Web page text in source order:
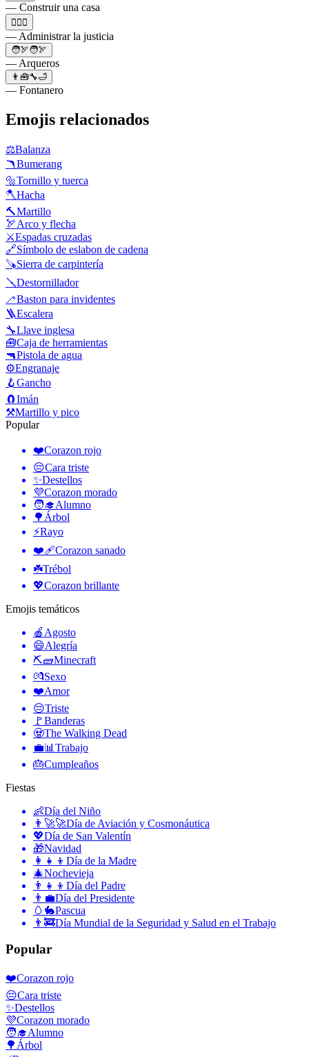
— Construir una casa
👨‍⚖️⚖️
— Administrar la justicia
🧑🏹🧑🏹
— Arqueros
👨🧰🔧🛁
— Fontanero
Emojis relacionados
⚖️Balanza
🪃Bumerang
🔩Tornillo y tuerca
🪓Hacha
🔨Martillo
🏹Arco y flecha
⚔️Espadas cruzadas
🔗Símbolo de eslabon de cadena
🪚Sierra de carpintería
🪛Destornillador
🦯Baston para invidentes
🪜Escalera
🔧Llave inglesa
🧰Caja de herramientas
🔫Pistola de agua
⚙️Engranaje
🪝Gancho
🧲Imán
⚒️Martillo y pico
Popular
❤️Corazon rojo
😔Cara triste
✨Destellos
💜Corazon morado
🧑‍🎓Alumno
🌳 Árbol
⚡Rayo
❤️‍🩹Corazon sanado
☘️Trébol
💖Corazon brillante
Emojis temáticos
🍎 Agosto
😄Alegría
⛏🧱Minecraft
💏Sexo
❤️Amor
😔Triste
🚩Banderas
🧟The Walking Dead
💼📊 Trabajo
🎂Cumpleaños
Fiestas
👶Día del Niño
👨‍🚀🚀Día de Aviación y Cosmonáutica
💖Día de San Valentín
🎁Navidad
👩‍👧‍👦 Día de la Madre
🎄Nochevieja
👨‍👧‍👦 Día del Padre
👨‍💼Día del Presidente
🥚🐇Pascua
👨‍🚒Día Mundial de la Seguridad y Salud en el Trabajo
Popular
❤️Corazon rojo
😔Cara triste
✨Destellos
💜Corazon morado
🧑‍🎓Alumno
🌳 Árbol